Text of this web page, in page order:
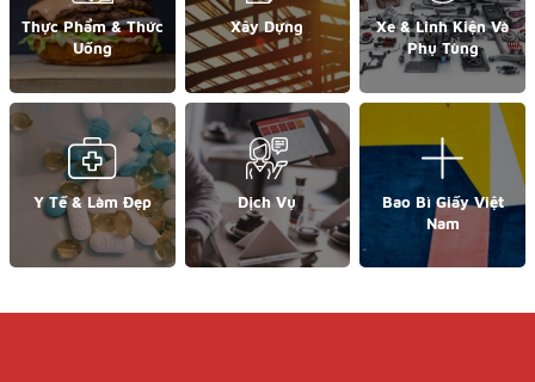
Thực Phẩm & Thức
Uống
Xây Dựng
Xe & Linh Kiện Và
Phụ Tùng
Y Tế & Làm Đẹp Dịch Vụ
Bao Bì Giấy Việt
Nam